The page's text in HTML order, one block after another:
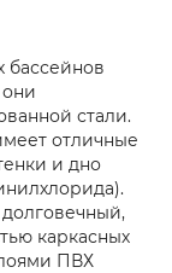
бассейнов
стали.
отличные
и дно
каркасных
ПВХ